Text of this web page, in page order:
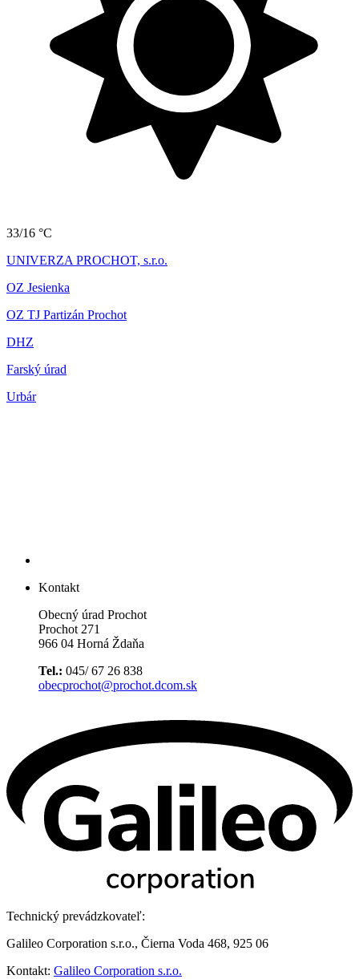
33/16 °C
UNIVERZA PROCHOT, s.r.o.
OZ Jesienka
OZ TJ Partizán Prochot
DHZ
Farský úrad
Urbár
Kontakt
Obecný úrad Prochot
Prochot 271
966 04 Horná Ždaňa
Tel.: 045/ 67 26 838
obecprochot@prochot.dcom.sk
Technický prevádzkovateľ:
Galileo Corporation s.r.o., Čierna Voda 468, 925 06
Kontakt: Galileo Corporation s.r.o.